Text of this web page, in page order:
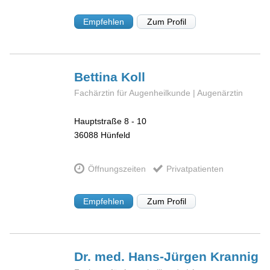
Empfehlen Zum Profil
Bettina Koll
Fachärztin für Augenheilkunde | Augenärztin
Hauptstraße 8 - 10
36088 Hünfeld
Öffnungszeiten Privatpatienten
Empfehlen Zum Profil
Dr. med. Hans-Jürgen Krannig